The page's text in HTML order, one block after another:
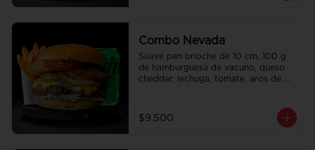
Combo Nevada
Suave pan brioche de 10 cm, 100 g
de hamburguesa de vacuno, queso
cheddar, lechuga, tomate, aros de
condimentadas, salsa de la casa de
regalo a elección y una bebida de
$9.500